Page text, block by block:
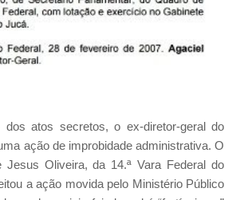
dos atos secretos, o ex-diretor-geral do
ação de improbidade administrativa. O
Oliveira, da 14.ª Vara Federal do
a ação movida pelo Ministério Público